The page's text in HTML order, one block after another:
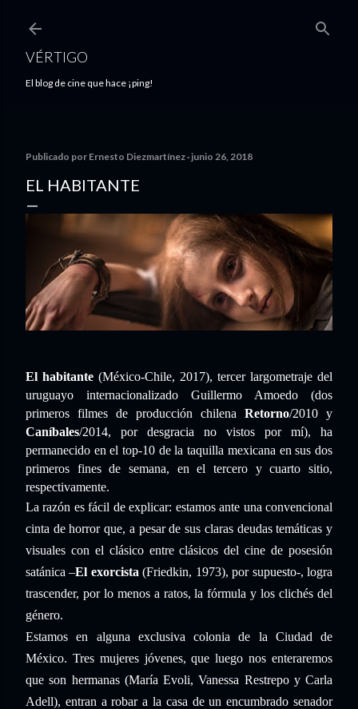
VÉRTIGO
El blog de cine que hace ¡ping!
Publicado por Ernesto Diezmartínez junio 26, 2018
EL HABITANTE
El habitante (México-Chile, 2017), tercer largometraje del
uruguayo internacionalizado Guillermo Amoedo (dos
primeros filmes de producción chilena Retorno/2010 y
Caníbales/2014, por desgracia no vistos por mí), ha
permanecido en el top-10 de la taquilla mexicana en sus dos
primeros fines de semana, en el tercero y cuarto sitio,
respectivamente.
La razón es fácil de explicar: estamos ante una convencional
cinta de horror que, a pesar de sus claras deudas temáticas y
visuales con el clásico entre clásicos del cine de posesión
satánica –El exorcista (Friedkin, 1973), por supuesto-, logra
trascender, por lo menos a ratos, la fórmula y los clichés del
género.
Estamos en alguna exclusiva colonia de la Ciudad de
México. Tres mujeres jóvenes, que luego nos enteraremos
que son hermanas (María Evoli, Vanessa Restrepo y Carla
Adell), entran a robar a la casa de un encumbrado senador